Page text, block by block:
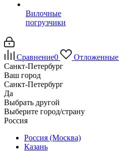
Вилочные
погрузчики
Сравнение0 Отложенные
Санкт-Петербург
Ваш город
Санкт-Петербург
Да
Выбрать другой
Выберите город/страну
Россия
Россия (Москва)
Казань